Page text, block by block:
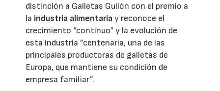
distinción a Galletas Gullón con el premio a
la industria alimentariay reconoce el
crecimiento “continuo“ y la evolución de
esta industria ”centenaria, una de las
principales productoras de galletas de
Europa, que mantiene su condición de
empresa familiar”.